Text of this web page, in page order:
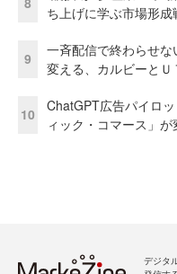
ち上げに学ぶ市場形成
9
一斉配信で終わらせ
変える、カルビーと
10
ChatGPT広告パイロ
ィック・コマース」
デジタ